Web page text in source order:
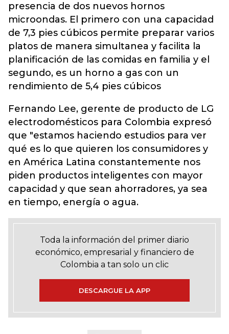
presencia de dos nuevos hornos
microondas. El primero con una capacidad
de 7,3 pies cúbicos permite preparar varios
platos de manera simultanea y facilita la
planificación de las comidas en familia y el
segundo, es un horno a gas con un
rendimiento de 5,4 pies cúbicos
Fernando Lee, gerente de producto de LG
electrodomésticos para Colombia expresó
que "estamos haciendo estudios para ver
qué es lo que quieren los consumidores y
en América Latina constantemente nos
piden productos inteligentes con mayor
capacidad y que sean ahorradores, ya sea
en tiempo, energía o agua.
Toda la información del primer diario
económico, empresarial y financiero de
Colombia a tan solo un clic
DESCARGUE LA APP